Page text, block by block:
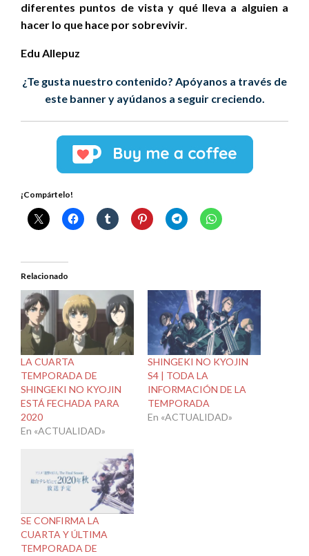
diferentes puntos de vista y qué lleva a alguien a
hacer lo que hace por sobrevivir.
Edu Allepuz
¿Te gusta nuestro contenido? Apóyanos a través de
este banner y ayúdanos a seguir creciendo.
¡Compártelo!
Relacionado
LA CUARTA
TEMPORADA DE
SHINGEKI NO KYOJIN
ESTÁ FECHADA PARA
2020
En «ACTUALIDAD»
SHINGEKI NO KYOJIN
S4 | TODA LA
INFORMACIÓN DE LA
TEMPORADA
En «ACTUALIDAD»
SE CONFIRMA LA
CUARTA Y ÚLTIMA
TEMPORADA DE